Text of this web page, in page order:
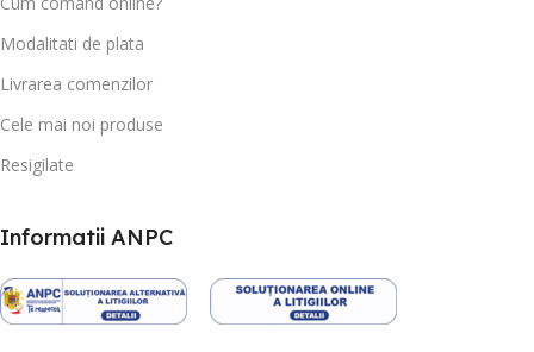
Modalitati de plata
Livrarea comenzilor
Cele mai noi produse
Resigilate
Informatii ANPC